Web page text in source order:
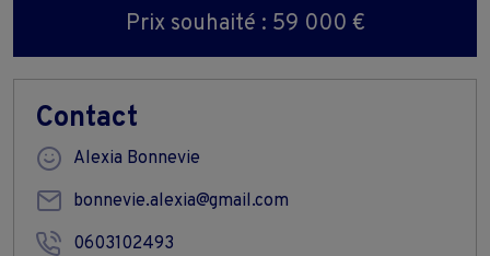
Prix souhaité : 59 000 €
Contact
Alexia Bonnevie
bonnevie.alexia@gmail.com
0603102493